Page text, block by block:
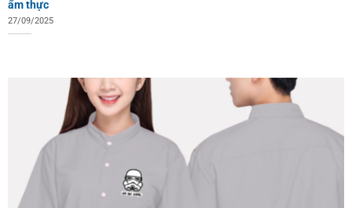
ẩm thực
27/09/2025